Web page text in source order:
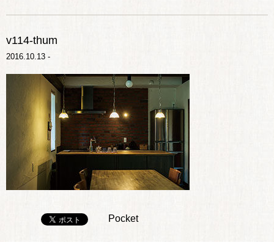
v114-thum
2016.10.13 -
Pocket